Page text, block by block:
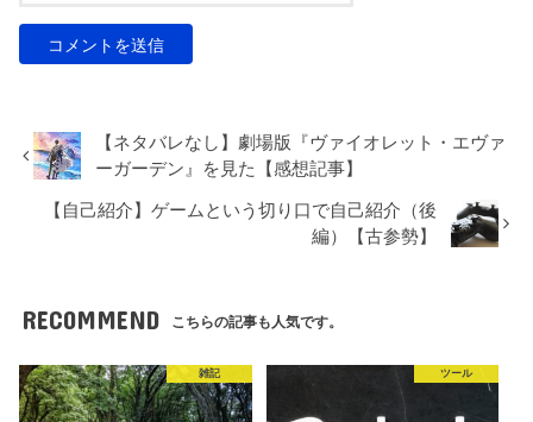
【ネタバレなし】劇場版『ヴァイオレット・エヴァ
ーガーデン』を見た【感想記事】
【自己紹介】ゲームという切り口で自己紹介（後
編）【古参勢】
RECOMMEND こちらの記事も人気です。
雑記 ツール